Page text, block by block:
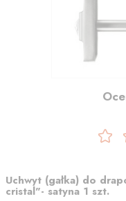
Uchwyt (gałka) do
cristal"- satyna 1 szt.